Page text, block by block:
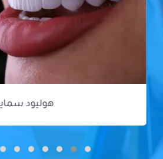
هوليود سمايل